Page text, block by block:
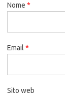
Nome *
Email *
Sito web